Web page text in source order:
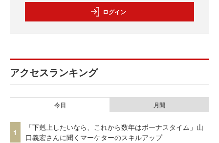
ログイン
アクセスランキング
今日 月間
1
「下剋上したいなら、これから数年はボーナスタイム」山
口義宏さんに聞くマーケターのスキルアップ